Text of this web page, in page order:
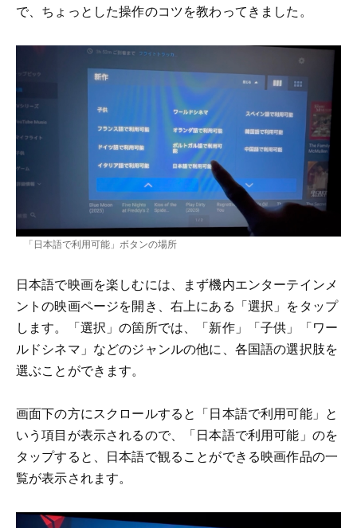
で、ちょっとした操作のコツを教わってきました。
「日本語で利用可能」ボタンの場所
日本語で映画を楽しむには、まず機内エンターテインメ
ントの映画ページを開き、右上にある「選択」をタップ
します。「選択」の箇所では、「新作」「子供」「ワー
ルドシネマ」などのジャンルの他に、各国語の選択肢を
選ぶことができます。
画面下の方にスクロールすると「日本語で利用可能」と
いう項目が表示されるので、「日本語で利用可能」のを
タップすると、日本語で観ることができる映画作品の一
覧が表示されます。